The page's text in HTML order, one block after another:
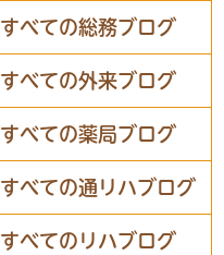
すべての総務ブログ
すべての外来ブログ
すべての薬局ブログ
すべての通リハブログ
すべてのリハブログ